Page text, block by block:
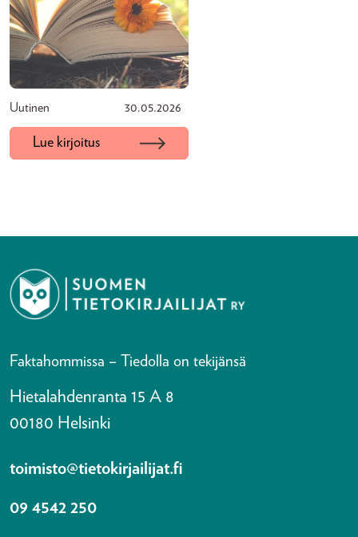
Uutinen 30.05.2026
Lue kirjoitus
Faktahommissa – Tiedolla on tekijänsä
Hietalahdenranta 15 A 8
00180 Helsinki
toimisto@tietokirjailijat.fi
09 4542 250